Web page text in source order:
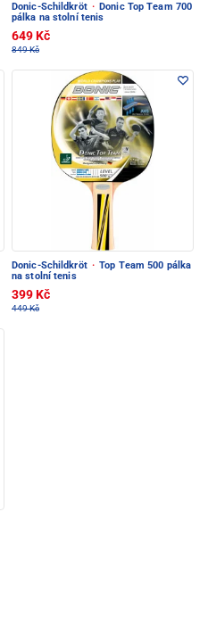
Donic-Schildkröt · Donic Top Team 700
pálka na stolní tenis
649 Kč
849 Kč
Donic-Schildkröt · Top Team 500 pálka
na stolní tenis
399 Kč
449 Kč